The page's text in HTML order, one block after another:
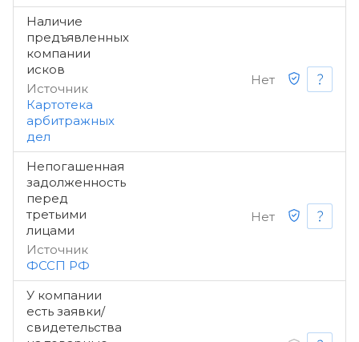
Наличие
предъявленных
компании
исков
Источник
Картотека
арбитражных
дел
Нет
Непогашенная
задолженность
перед
третьими
лицами
Источник
ФССП РФ
Нет
У компании
есть заявки/
свидетельства